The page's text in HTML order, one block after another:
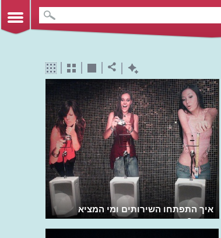
איך התפתחו השירותים ומי המציא
אותם?